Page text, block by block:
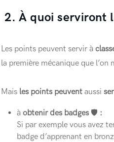
2. À quoi serviront
Les points peuvent servir à
la première mécanique que
Mais les points peuventaussi
à obtenir des badges🛡 :
Si par exemple vous avez
badge d’apprenant en